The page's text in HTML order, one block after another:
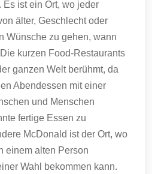
Es ist ein Ort, wo jeder
älter, Geschlecht oder
Wünsche zu gehen, wann
Die kurzen Food-Restaurants
ganzen Welt berühmt, da
Abendessen mit einer
und Menschen
fertige Essen zu
McDonald ist der Ort, wo
einem alten Person
Wahl bekommen kann.